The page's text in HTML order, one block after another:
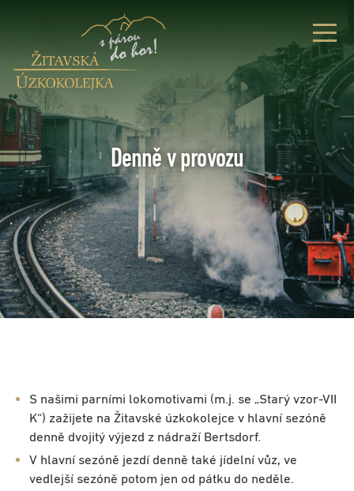
Denně v provozu
S našimi parními lokomotivami (m.j. se „Starý vzor-VII
K“) zažijete na Žitavské úzkokolejce v hlavní sezóně
denně dvojitý výjezd z nádraží Bertsdorf.
V hlavní sezóně jezdí denně také jídelní vůz, ve
vedlejší sezóně potom jen od pátku do neděle.